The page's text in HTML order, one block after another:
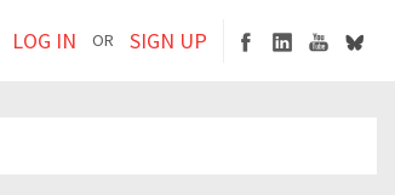
LOG IN OR SIGN UP